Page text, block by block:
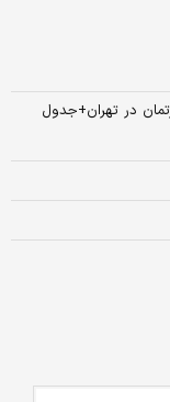
در تهران+جدول